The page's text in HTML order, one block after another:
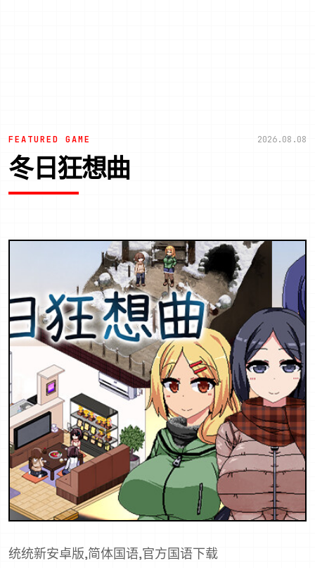
FEATURED GAME 2026.08.08
冬日狂想曲
统统新安卓版,简体国语,官方国语下载